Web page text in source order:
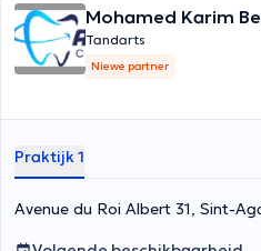
Mohamed Karim
Tandarts
Niewe partner
Praktijk 1
Avenue du Roi Albert 31, Sint-